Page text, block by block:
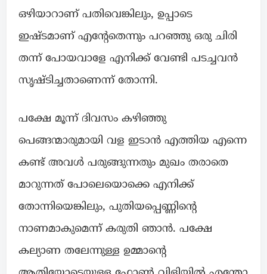
ഒഴിയാറാണ് പതിവെങ്കിലും, ഉപ്പാടെ
ഇഷ്ടമാണ് എന്റേതെന്നും പറഞ്ഞു ഒരു ചിരി
തന്ന് പോയവാളേ എനിക്ക് വേണ്ടി പടച്ചവൻ
സൃഷ്ടിച്ചതാണെന്ന് തോന്നി.
പക്ഷേ മൂന്ന് ദിവസം കഴിഞ്ഞു
പെങ്ങന്മാരുമായി വള ഇടാൻ എത്തിയ എന്നെ
കണ്ട് അവൾ പരുങ്ങുന്നതും മുഖം തരാതെ
മാറുന്നത് പോലെയൊക്കെ എനിക്ക്
തോന്നിയെങ്കിലും, പുതിയപ്പെണ്ണിന്റെ
നാണമാകുമെന്ന് കരുതി ഞാൻ. പക്ഷേ
കല്യാണ തലേന്നുള്ള ഉമ്മാന്റെ